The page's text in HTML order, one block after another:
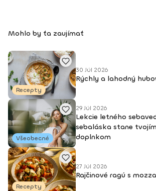
Mohlo by ťa zaujímať
Recepty
30 Júl 2026
Rýchly a lahodný
Všeobecné
29 Júl 2026
Lekcie letného
sebaláska stane
doplnkom
Recepty
27 Júl 2026
Rajčinové ragú s